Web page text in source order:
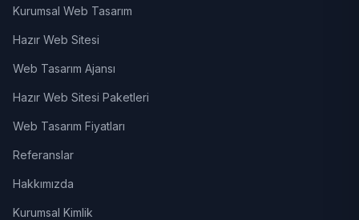
Kurumsal Web Tasarım
Hazır Web Sitesi
Web Tasarım Ajansı
Hazır Web Sitesi Paketleri
Web Tasarım Fiyatları
Referanslar
Hakkımızda
Kurumsal Kimlik